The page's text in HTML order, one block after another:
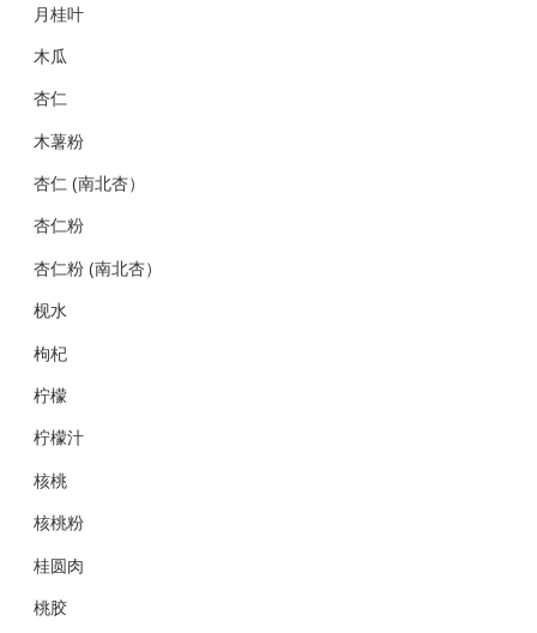
月桂叶
木瓜
杏仁
木薯粉
杏仁 (南北杏）
杏仁粉
杏仁粉 (南北杏）
枧水
枸杞
柠檬
柠檬汁
核桃
核桃粉
桂圆肉
桃胶